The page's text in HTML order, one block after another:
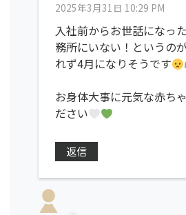
2025年3月31日 10:29 PM
入社前からお世話になっ
務所にいない！というの
れず4月になりそうです
お身体大事に元気な赤ち
ださい
返信